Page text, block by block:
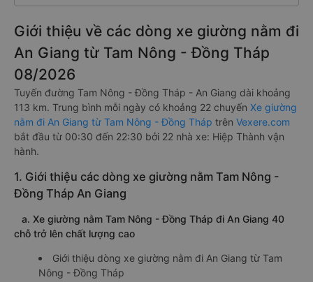
Giới thiệu về các dòng xe giường nằm đi
An Giang từ Tam Nông - Đồng Tháp
08/2026
Tuyến đường Tam Nông - Đồng Tháp - An Giang dài khoảng
113 km. Trung bình mỗi ngày có khoảng 22 chuyến Xe giường
nằm đi An Giang từ Tam Nông - Đồng Tháp trên Vexere.com
bắt đầu từ 00:30 đến 22:30 bởi 22 nhà xe: Hiệp Thành vận
hành.
1. Giới thiệu các dòng xe giường nằm Tam Nông -
Đồng Tháp An Giang
a. Xe giường nằm Tam Nông - Đồng Tháp đi An Giang 40
chỗ trở lên chất lượng cao
Giới thiệu dòng xe giường nằm đi An Giang từ Tam
Nông - Đồng Tháp